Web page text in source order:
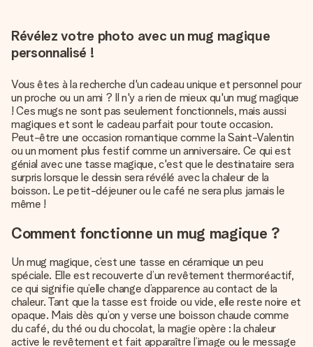
Révélez votre photo avec un mug magique
personnalisé !
Vous êtes à la recherche d'un cadeau unique et personnel pour
un proche ou un ami ? Il n'y a rien de mieux qu'un mug magique
! Ces mugs ne sont pas seulement fonctionnels, mais aussi
magiques et sont le cadeau parfait pour toute occasion.
Peut-être une occasion romantique comme la Saint-Valentin
ou un moment plus festif comme un anniversaire. Ce qui est
génial avec une tasse magique, c'est que le destinataire sera
surpris lorsque le dessin sera révélé avec la chaleur de la
boisson. Le petit-déjeuner ou le café ne sera plus jamais le
même !
Comment fonctionne un mug magique ?
Un mug magique, c’est une tasse en céramique un peu
spéciale. Elle est recouverte d’un revêtement thermoréactif,
ce qui signifie qu’elle change d’apparence au contact de la
chaleur. Tant que la tasse est froide ou vide, elle reste noire et
opaque. Mais dès qu’on y verse une boisson chaude comme
du café, du thé ou du chocolat, la magie opère : la chaleur
active le revêtement et fait apparaître l’image ou le message